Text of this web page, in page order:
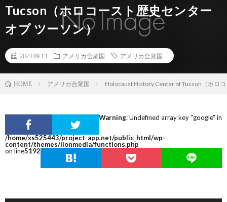
Tucson（ホロコースト歴史センター
オブ ツーソン）
2023.09.13 アメリカ合衆国 アメリカ合衆国
HOME アメリカ合衆国 Holocaust History Center of Tucson（ホロ
Warning: Undefined array key "google" in
/home/xs525443/project-app.net/public_html/wp-
content/themes/lionmedia/functions.php
on line5192